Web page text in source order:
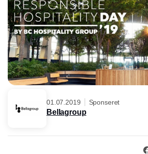
01.07.2019 Sponseret
Bellagroup